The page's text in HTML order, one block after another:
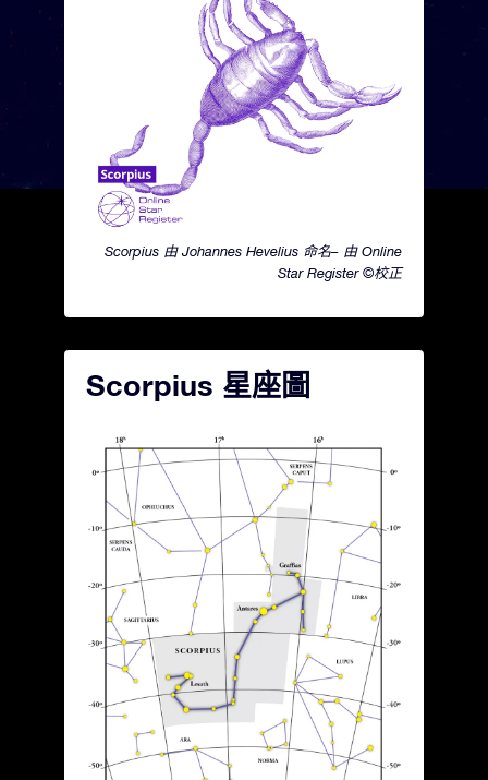
Scorpius 由 Johannes Hevelius 命名– 由 Online
Star Register ©校正
Scorpius 星座圖